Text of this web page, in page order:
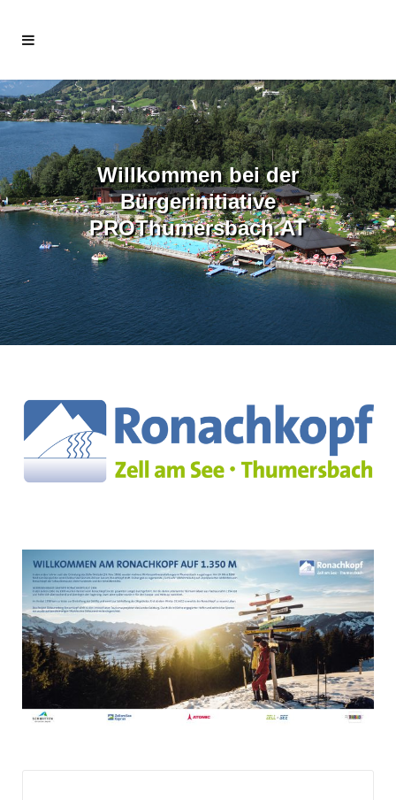
Willkommen bei der
Bürgerinitiative
PROThumersbach.AT